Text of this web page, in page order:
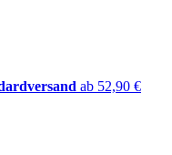
ab 52,90 €